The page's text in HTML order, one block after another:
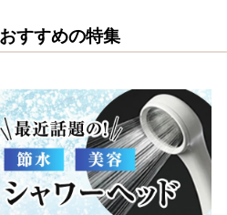
おすすめの特集